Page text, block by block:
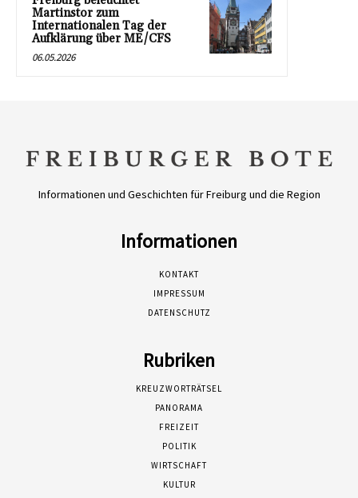
Martinstor zum
Internationalen Tag der
Aufklärung über ME/CFS
06.05.2026
Informationen und Geschichten für Freiburg und die Region
Informationen
KONTAKT
IMPRESSUM
DATENSCHUTZ
Rubriken
KREUZWORTRÄTSEL
PANORAMA
FREIZEIT
POLITIK
WIRTSCHAFT
KULTUR